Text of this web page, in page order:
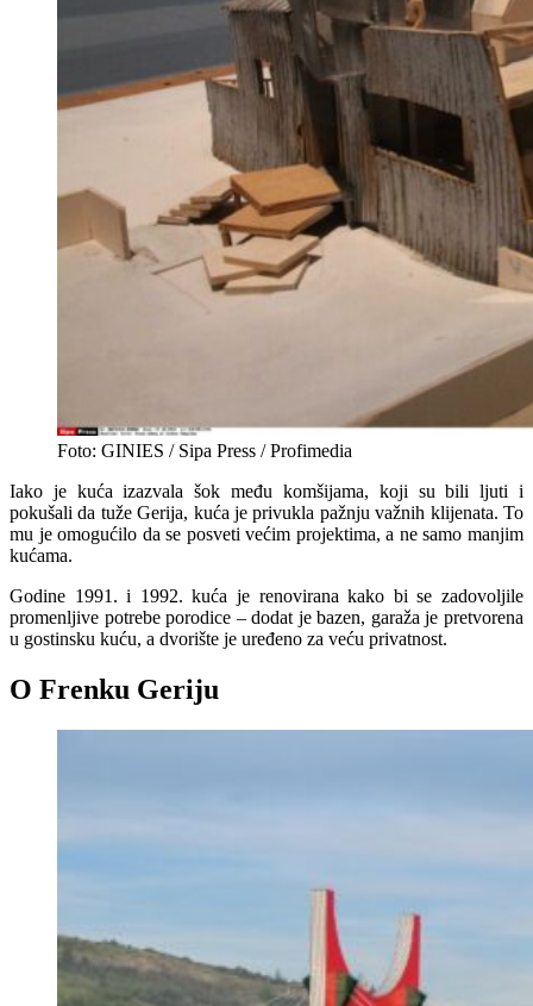
Foto: GINIES / Sipa Press / Profimedia
Iako je kuća izazvala šok među komšijama, koji su bili ljuti i
pokušali da tuže Gerija, kuća je privukla pažnju važnih klijenata. To
mu je omogućilo da se posveti većim projektima, a ne samo manjim
kućama.
Godine 1991. i 1992. kuća je renovirana kako bi se zadovoljile
promenljive potrebe porodice – dodat je bazen, garaža je pretvorena
u gostinsku kuću, a dvorište je uređeno za veću privatnost.
O Frenku Geriju